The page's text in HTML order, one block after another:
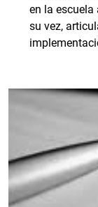
en la escuela
su vez,